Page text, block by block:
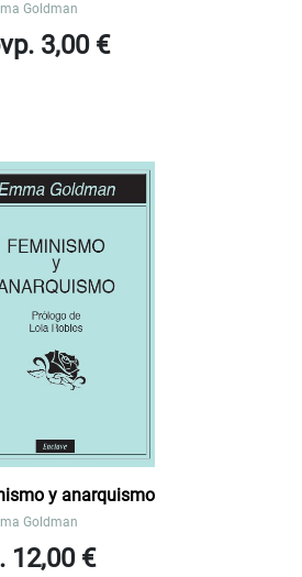
Goldman
3,00 €
y anarquismo
Goldman
12,00 €